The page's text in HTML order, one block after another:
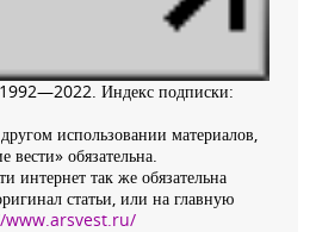
1992—2022. Индекс подписки:
использовании материалов,
вести» обязательна.
интернет так же обязательна
статьи, или на главную